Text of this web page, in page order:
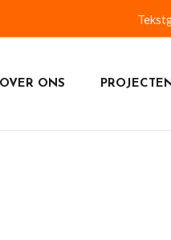
OVER ONS PROJECTEN